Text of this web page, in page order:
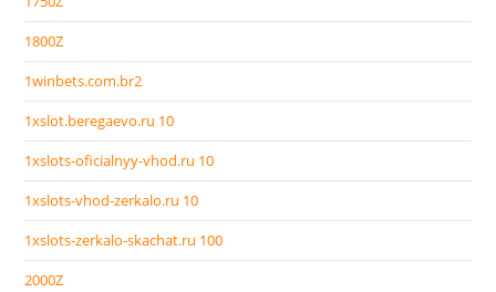
1800Z
1winbets.com.br2
1xslot.beregaevo.ru 10
1xslots-oficialnyy-vhod.ru 10
1xslots-vhod-zerkalo.ru 10
1xslots-zerkalo-skachat.ru 100
2000Z